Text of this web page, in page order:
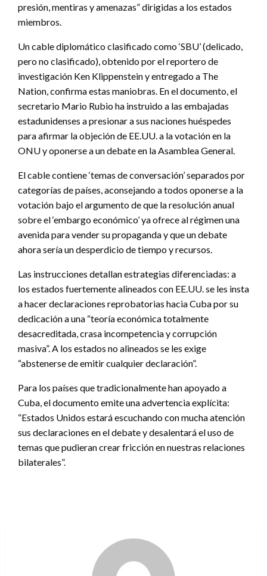
presión, mentiras y amenazas” dirigidas a los estados
miembros.
Un cable diplomático clasificado como ‘SBU’ (delicado,
pero no clasificado), obtenido por el reportero de
investigación Ken Klippenstein y entregado a The
Nation, confirma estas maniobras. En el documento, el
secretario Mario Rubio ha instruido a las embajadas
estadunidenses a presionar a sus naciones huéspedes
para afirmar la objeción de EE.UU. a la votación en la
ONU y oponerse a un debate en la Asamblea General.
El cable contiene ‘temas de conversación’ separados por
categorías de países, aconsejando a todos oponerse a la
votación bajo el argumento de que la resolución anual
sobre el ‘embargo económico’ ya ofrece al régimen una
avenida para vender su propaganda y que un debate
ahora sería un desperdicio de tiempo y recursos.
Las instrucciones detallan estrategias diferenciadas: a
los estados fuertemente alineados con EE.UU. se les insta
a hacer declaraciones reprobatorias hacia Cuba por su
dedicación a una “teoría económica totalmente
desacreditada, crasa incompetencia y corrupción
masiva”. A los estados no alineados se les exige
“abstenerse de emitir cualquier declaración”.
Para los países que tradicionalmente han apoyado a
Cuba, el documento emite una advertencia explícita:
“Estados Unidos estará escuchando con mucha atención
sus declaraciones en el debate y desalentará el uso de
temas que pudieran crear fricción en nuestras relaciones
bilaterales”.